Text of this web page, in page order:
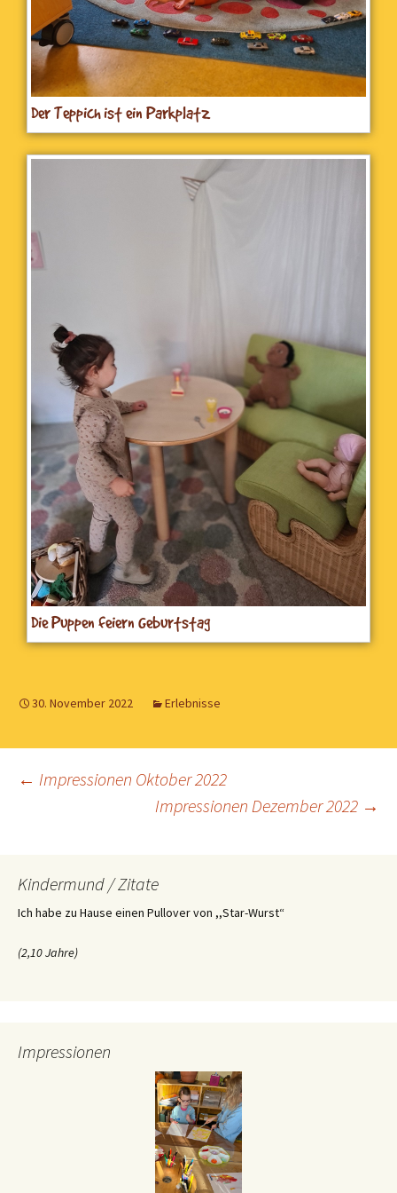
Der Teppich ist ein Parkplatz
Die Puppen feiern Geburtstag
30. November 2022 Erlebnisse
Beitrags-
← Impressionen Oktober 2022
Impressionen Dezember 2022 →
Kindermund / Zitate
Ich habe zu Hause einen Pullover von ,,Star-Wurst“
(2,10 Jahre)
Impressionen